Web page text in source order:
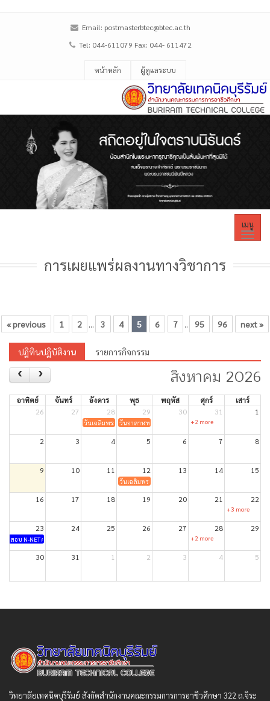
Email: postmasterbtec@btec.ac.th
Tel: 044-611079 Fax: 044- 611472
หน้าหลัก ผู้ดูแลระบบ
เมนู
การเผยแพร่ผลงานทางวิชาการ
« previous 1 2 ... 3 4 5 6 7 .. 95 96 next »
ปฏิทินปฏิบัติงาน รายการกิจกรรม
สิงหาคม 2026
อาทิตย์ จันทร์ อังคาร พุธ พฤหัส ศุกร์
เสาร์
26
27 28 29 30 31 1
วันเฉลิมพระชนมพรรษา สมเด็จพระเจ้าอยู่หัวมหาวชิราลงกรณ บดินทร
วันอาสาฬหบูชา +2 more
2 3 4 5 6 7 8
9 10 11 12 13 14 15
วันเฉลิมพระชนมพรรษาสมเด็จพระนางเจ้าสิริกิติ์ พระ
16 17 18 19 20 21 22
+3 more
23 24 25 26 27 28 29
สอบ N-NET ครั้งที่ 1/2569 +2 more
30 31 1 2 3 4 5
วิทยาลัยเทคนิคบุรีรัมย์ สังกัดสํานักงานคณะกรรมการการอาชีวศึกษา 322 ถ.จิระ